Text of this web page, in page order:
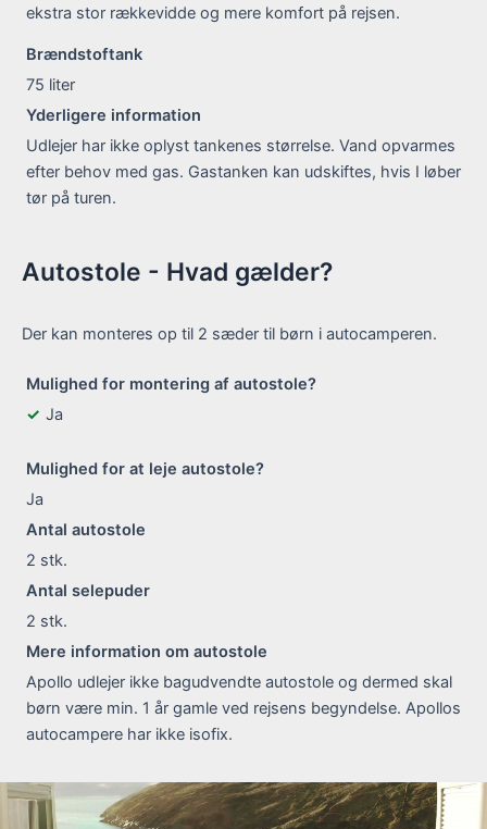
ekstra stor rækkevidde og mere komfort på rejsen.
Brændstoftank
75 liter
Yderligere information
Udlejer har ikke oplyst tankenes størrelse. Vand opvarmes
efter behov med gas. Gastanken kan udskiftes, hvis I løber
tør på turen.
Autostole - Hvad gælder?
Der kan monteres op til 2 sæder til børn i autocamperen.
Mulighed for montering af autostole?
Ja
Mulighed for at leje autostole?
Ja
Antal autostole
2 stk.
Antal selepuder
2 stk.
Mere information om autostole
Apollo udlejer ikke bagudvendte autostole og dermed skal
børn være min. 1 år gamle ved rejsens begyndelse. Apollos
autocampere har ikke isofix.